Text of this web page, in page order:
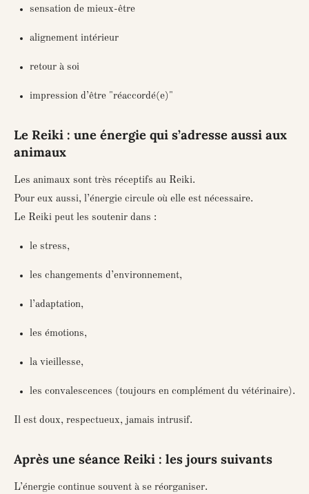
sensation de mieux-être
alignement intérieur
retour à soi
impression d’être "réaccordé(e)"
Le Reiki : une énergie qui s’adresse aussi aux
animaux
Les animaux sont très réceptifs au Reiki.
Pour eux aussi, l’énergie circule où elle est nécessaire.
Le Reiki peut les soutenir dans :
le stress,
les changements d’environnement,
l’adaptation,
les émotions,
la vieillesse,
les convalescences (toujours en complément du vétérinaire).
Il est doux, respectueux, jamais intrusif.
Après une séance Reiki : les jours suivants
L’énergie continue souvent à se réorganiser.